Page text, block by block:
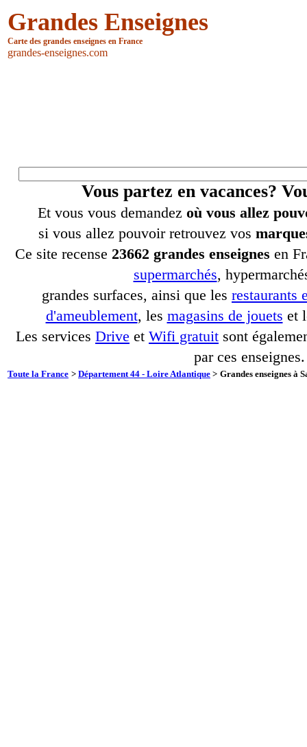
Grandes Enseignes
Carte des grandes enseignes en France
grandes-enseignes.com
Vous partez en vacances?
Et vous vous demandez où vous allez
si vous allez pouvoir retrouvez vos
Ce site recense 23662 grandes enseignes en
supermarchés,
grandes surfaces, ainsi que les restaurants
d'ameublement, les magasins de jouets et
Les services Drive et Wifi gratuit sont
par ces enseignes.
Toute la France > Département 44 - Loire Atlantique > Grandes enseignes à